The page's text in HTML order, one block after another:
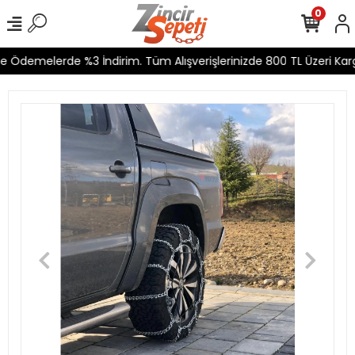
%3 İndirim. Tüm Alışverişlerinizde 800 TL Üzeri
0